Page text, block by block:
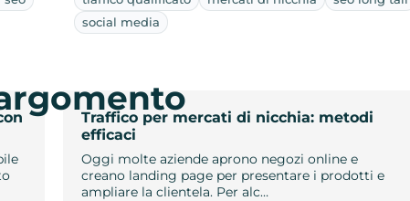
social media
Traffico per mercati di nicchia: metodi
efficaci
Oggi molte aziende aprono negozi online e
creano landing page per presentare i prodotti e
ampliare la clientela. Per alc…